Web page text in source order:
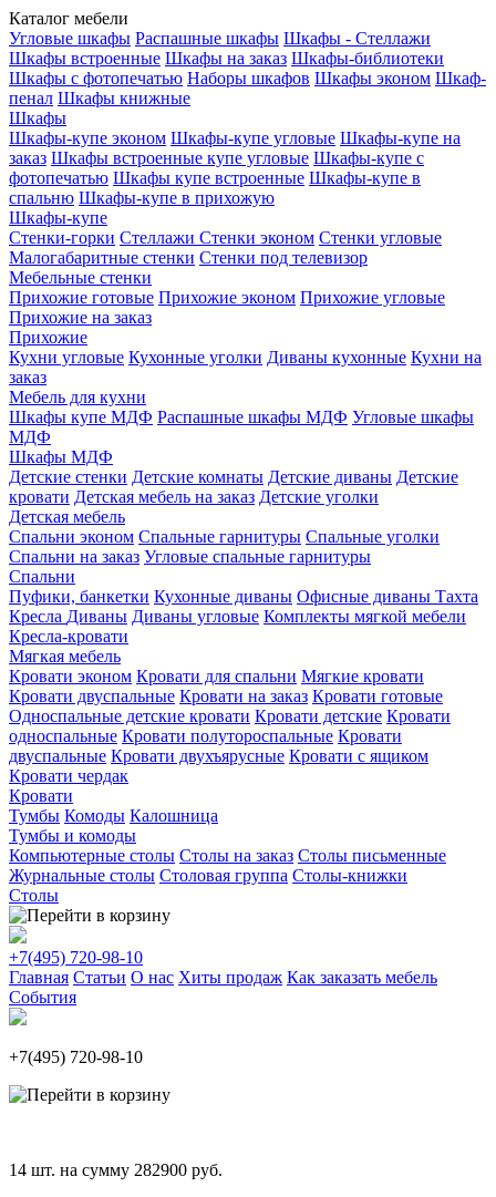
Каталог мебели
Угловые шкафы Распашные шкафы Шкафы - Стеллажи
Шкафы встроенные Шкафы на заказ Шкафы-библиотеки
Шкафы с фотопечатью Наборы шкафов Шкафы эконом Шкаф-
пенал Шкафы книжные
Шкафы
Шкафы-купе эконом Шкафы-купе угловые Шкафы-купе на
заказ Шкафы встроенные купе угловые Шкафы-купе с
фотопечатью Шкафы купе встроенные Шкафы-купе в
спальню Шкафы-купе в прихожую
Шкафы-купе
Стенки-горки Стеллажи Стенки эконом Стенки угловые
Малогабаритные стенки Стенки под телевизор
Мебельные стенки
Прихожие готовые Прихожие эконом Прихожие угловые
Прихожие на заказ
Прихожие
Кухни угловые Кухонные уголки Диваны кухонные Кухни на
заказ
Мебель для кухни
Шкафы купе МДФ Распашные шкафы МДФ Угловые шкафы
МДФ
Шкафы МДФ
Детские стенки Детские комнаты Детские диваны Детские
кровати Детская мебель на заказ Детские уголки
Детская мебель
Спальни эконом Спальные гарнитуры Спальные уголки
Спальни на заказ Угловые спальные гарнитуры
Спальни
Пуфики, банкетки Кухонные диваны Офисные диваны Тахта
Кресла Диваны Диваны угловые Комплекты мягкой мебели
Кресла-кровати
Мягкая мебель
Кровати эконом Кровати для спальни Мягкие кровати
Кровати двуспальные Кровати на заказ Кровати готовые
Односпальные детские кровати Кровати детские Кровати
односпальные Кровати полутороспальные Кровати
двуспальные Кровати двухъярусные Кровати с ящиком
Кровати чердак
Кровати
Тумбы Комоды Калошница
Тумбы и комоды
Компьютерные столы Столы на заказ Столы письменные
Журнальные столы Столовая группа Столы-книжки
Столы
+7(495) 720-98-10
Главная Статьи О нас Хиты продаж Как заказать мебель
События
+7(495) 720-98-10
14 шт. на сумму 282900 руб.